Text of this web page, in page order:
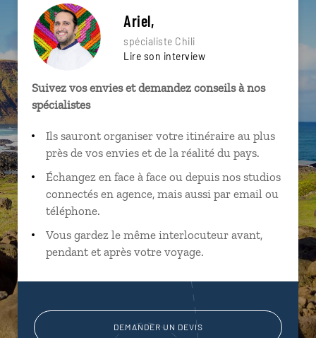
Ariel,
spécialiste Chili
Lire son interview
Suivez vos envies et demandez conseils à nos
spécialistes
Ils sauront organiser votre itinéraire au plus
près de vos envies et de la réalité du pays.
Échangez en face à face ou depuis nos studios
connectés en agence, mais aussi par email ou
téléphone.
Vous gardez le même interlocuteur avant,
pendant et après votre voyage.
DEMANDER UN DEVIS